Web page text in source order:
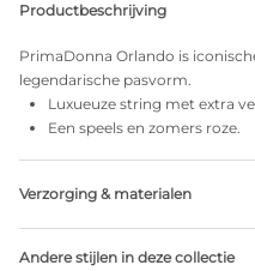
Productbeschrijving
PrimaDonna Orlando is
legendarische pasvorm.
Luxueuze string met extra
Een speels en zomers roze.
Verzorging & materialen
Andere stijlen in deze collectie